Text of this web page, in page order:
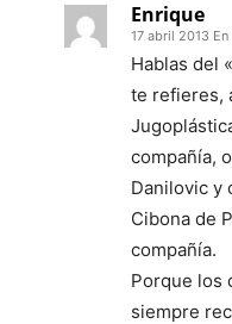
Enrique
17 abril 2013
Hablas del
te refieres,
compañía,
Danilovic y
Cibona de
compañía.
Porque los
siempre